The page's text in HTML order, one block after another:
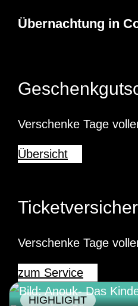
Übernachtung in
Verschenke Tage
Übersicht
Verschenke Tage
zum Service
HIGHLIGHT